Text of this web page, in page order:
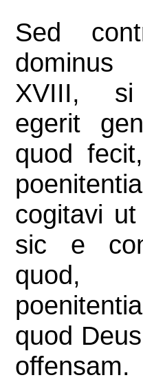
Sed
XVIII, si
egerit
quod
cogitavi
sic e
quod
offensam.